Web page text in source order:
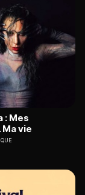
: Mes
Ma vie